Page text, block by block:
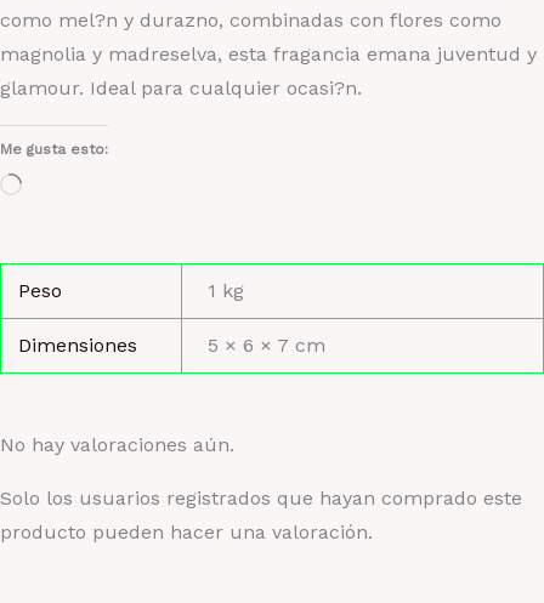
como mel?n y durazno, combinadas con flores como
magnolia y madreselva, esta fragancia emana juventud y
glamour. Ideal para cualquier ocasi?n.
Me gusta esto:
Cargando...
Peso 1 kg
Dimensiones 5 × 6 × 7 cm
No hay valoraciones aún.
Solo los usuarios registrados que hayan comprado este
producto pueden hacer una valoración.